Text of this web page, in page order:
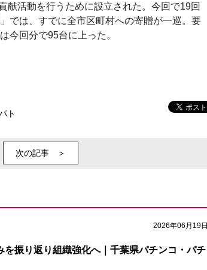
献活動を行うために設立された。今回で19回
では、すでに全市区町村への寄贈が一巡。要
今回分で95台に上った。
ト
次の記事 ＞
2026年06月19日
振り返り組織強化へ｜千葉県パチンコ・パチ